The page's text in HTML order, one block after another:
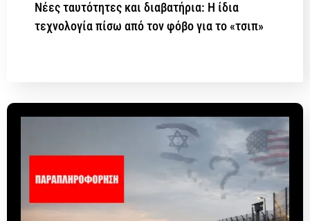
Νέες ταυτότητες και διαβατήρια: Η ίδια
τεχνολογία πίσω από τον φόβο για το «τσιπ»